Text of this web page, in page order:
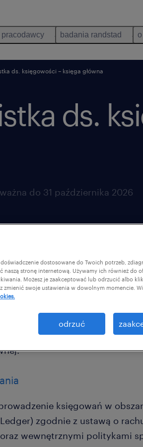
pracodawcy badania randstad
ds. księgowości – księga główna
ds.
ważna do 31 października 2026
jednego z naszych Klientów,
poszukujemy
księgowań w
Ledger) zgodnie z ustawą o
oraz wewnętrznymi politykami
dostosowane do Twoich potrzeb,
naszą stronę internetową. Używamy ich również do
Możesz je zaakceptować lub odrzucić albo
zmienić swoje ustawienia w dowolnym momencie.
odrzuć